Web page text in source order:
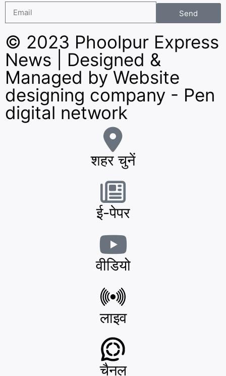
Send
© 2023 Phoolpur Express
News | Designed &
Managed byWebsite
designing company - Pen
digital network
शहर चुनें
ई-पेपर
वीडियो
लाइव
चैनल